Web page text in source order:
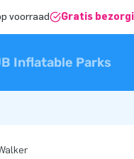
voorraad Gratis
Inflatable Parks